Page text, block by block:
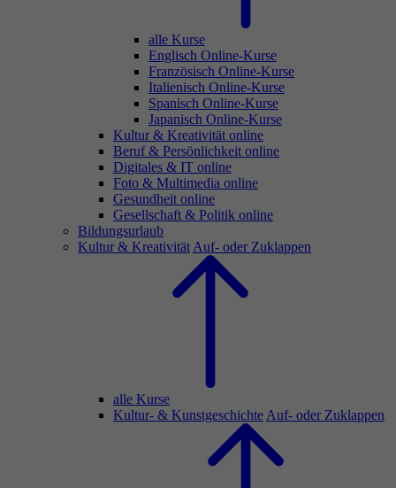
alle Kurse
Englisch Online-Kurse
Französisch Online-Kurse
Italienisch Online-Kurse
Spanisch Online-Kurse
Japanisch Online-Kurse
Kultur & Kreativität online
Beruf & Persönlichkeit online
Digitales & IT online
Foto & Multimedia online
Gesundheit online
Gesellschaft & Politik online
Bildungsurlaub
Kultur & Kreativität Auf- oder Zuklappen
alle Kurse
Kultur- & Kunstgeschichte Auf- oder Zuklappen